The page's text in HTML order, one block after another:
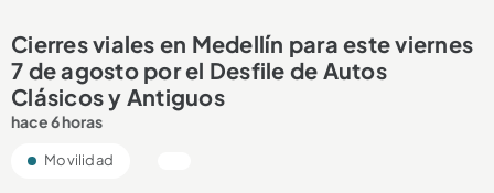
Cierres viales en Medellín para este viernes
7 de agosto por el Desfile de Autos
Clásicos y Antiguos
hace 6 horas
Movilidad